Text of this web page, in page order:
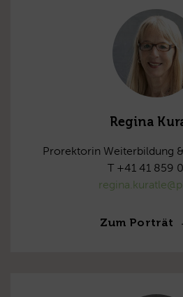
Regina
Prorektorin Weiterbildung
T +41 41 859
Zum Porträt